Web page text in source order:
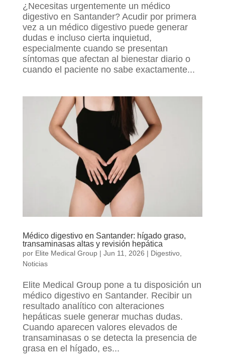
¿Necesitas urgentemente un médico
digestivo en Santander? Acudir por primera
vez a un médico digestivo puede generar
dudas e incluso cierta inquietud,
especialmente cuando se presentan
síntomas que afectan al bienestar diario o
cuando el paciente no sabe exactamente...
Médico digestivo en Santander: hígado graso,
transaminasas altas y revisión hepática
por Elite Medical Group| Jun 11, 2026 | Digestivo,
Noticias
Elite Medical Group pone a tu disposición un
médico digestivo en Santander. Recibir un
resultado analítico con alteraciones
hepáticas suele generar muchas dudas.
Cuando aparecen valores elevados de
transaminasas o se detecta la presencia de
grasa en el hígado, es...